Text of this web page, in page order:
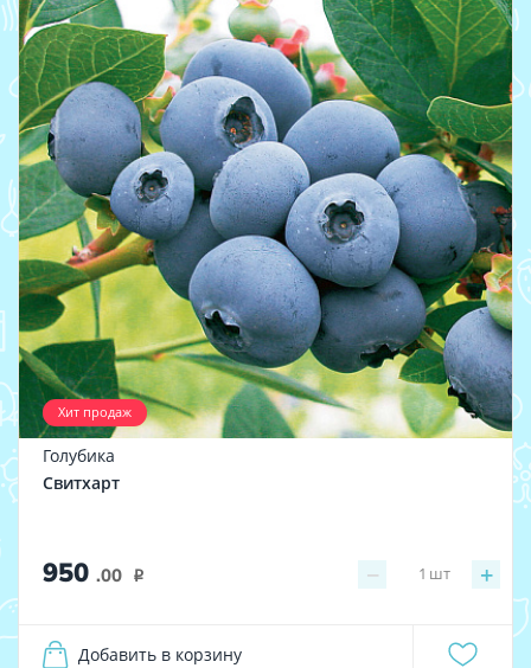
Хит продаж
Голубика
Свитхарт
950 .00 i − +
1 шт
Добавить в корзину